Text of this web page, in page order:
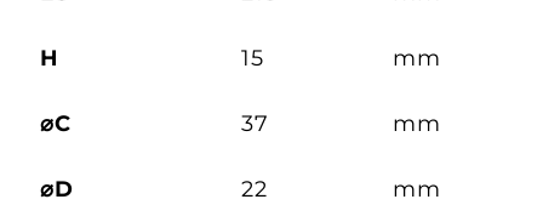
H 15 mm
⌀C 37 mm
⌀D 22 mm